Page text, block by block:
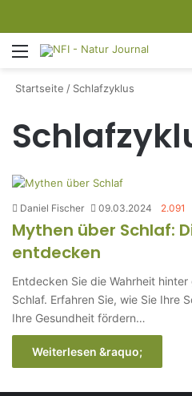
Menü
Startseite / Schlafzyklus
Daniel Fischer 09.03.2024 2.091
Mythen über Schlaf:
entdecken
Entdecken Sie die Wahrheit
Schlaf. Erfahren Sie, wie Sie Ihre
Ihre Gesundheit fördern…
Weiterlesen &raquo;